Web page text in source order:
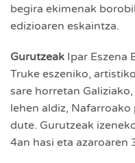
begira ekimenak
edizioaren eskaintza.
Gurutzeak Ipar Eszena
Truke eszeniko,
sare horretan
lehen aldiz,
dute. Gurutzeak
4an hasi eta azaroaren